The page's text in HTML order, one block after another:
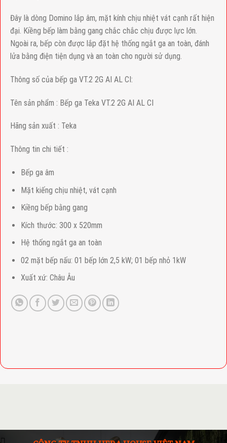
Đây là dòng Domino lắp âm, mặt kính chịu nhiệt vát cạnh rất hiện
đại. Kiềng bếp làm bằng gang chắc chắc chịu được lực lớn.
Ngoài ra, bếp còn được lắp đặt hệ thống ngắt ga an toàn, đánh
lửa bằng điện tiện dụng và an toàn cho người sử dụng.
Thông số của bếp ga VT.2 2G AI AL CI:
Tên sản phẩm : Bếp ga Teka VT.2 2G AI AL CI
Hãng sản xuất : Teka
Thông tin chi tiết :
Bếp ga âm
Mặt kiếng chịu nhiệt, vát cạnh
Kiềng bếp bằng gang
Kích thước: 300 x 520mm
Hệ thống ngắt ga an toàn
02 mặt bếp nấu: 01 bếp lớn 2,5 kW; 01 bếp nhỏ 1kW
Xuất xứ: Châu Âu